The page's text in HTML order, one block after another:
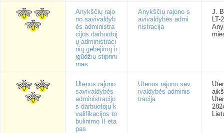
Anykščių rajo
no savivaldyb
ės administra
cijos darbuotoj
ų administraci
nių gebėjimų ir
įgūdžių stiprini
mas
Anykščių rajono s
avivaldybės admi
nistracija
J.
LT-
Utenos rajono
savivaldybės
administracijo
s darbuotojų k
valifikacijos to
bulinimo II eta
pas
Utenos rajono sav
ivaldybės adminis
tracija